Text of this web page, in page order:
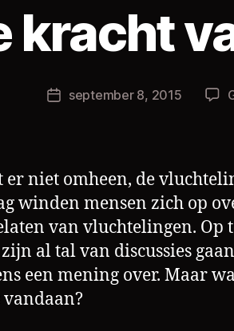
kracht
o
r
h
ri
m
Berichtdatum
september 8, 2015
er niet omheen, de
winden mensen zich op
van vluchtelingen. Op
al tal van discussies
een mening over. Maar